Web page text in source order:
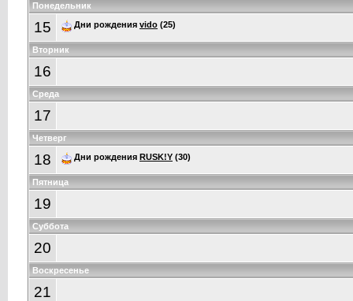
Понедельник
15 Дни рождения vido (25)
Вторник
16
Среда
17
Четверг
18 Дни рождения RUSK!Y (30)
Пятница
19
Суббота
20
Воскресенье
21